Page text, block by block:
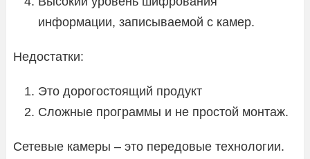
информации, записываемой с камер.
Недостатки:
Это дорогостоящий продукт
Сложные программы и не простой монтаж.
Сетевые камеры – это передовые технологии.